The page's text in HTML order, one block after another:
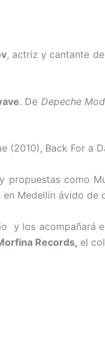
, actriz y cantante
. De Depeche
Back For a
como
en Medellín ávido de
y los acompañará
Records, el